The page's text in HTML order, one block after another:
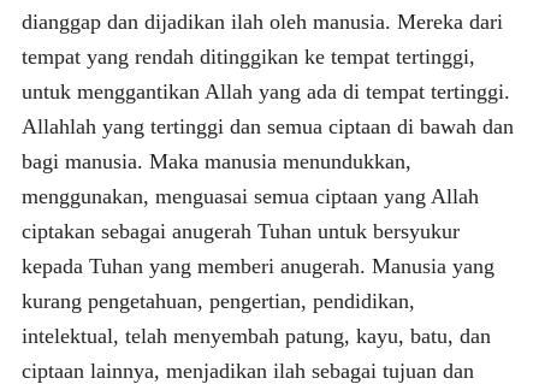
dianggap dan dijadikan ilah oleh manusia. Mereka dari
tempat yang rendah ditinggikan ke tempat tertinggi,
untuk menggantikan Allah yang ada di tempat tertinggi.
Allahlah yang tertinggi dan semua ciptaan di bawah dan
bagi manusia. Maka manusia menundukkan,
menggunakan, menguasai semua ciptaan yang Allah
ciptakan sebagai anugerah Tuhan untuk bersyukur
kepada Tuhan yang memberi anugerah. Manusia yang
kurang pengetahuan, pengertian, pendidikan,
intelektual, telah menyembah patung, kayu, batu, dan
ciptaan lainnya, menjadikan ilah sebagai tujuan dan